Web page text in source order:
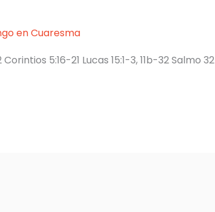
en Cuaresma
5:16-21 Lucas 15:1-3, 11b-32 Salmo 32